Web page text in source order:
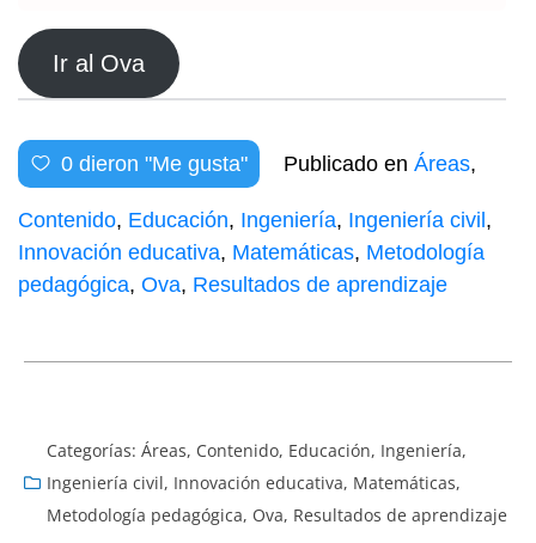
Ir al Ova
0 dieron "Me gusta" Publicado en Áreas,
Contenido, Educación, Ingeniería, Ingeniería civil ,
Innovación educativa, Matemáticas, Metodología
pedagógica, Ova, Resultados de aprendizaje
Categorías: Áreas, Contenido, Educación, Ingeniería,
Ingeniería civil, Innovación educativa, Matemáticas,
Metodología pedagógica, Ova, Resultados de aprendizaje